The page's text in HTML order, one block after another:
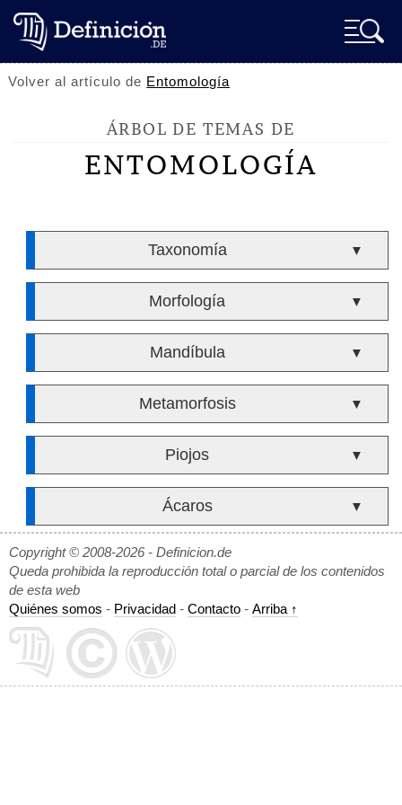
Volver al artículo de Entomología
ÁRBOL DE TEMAS DE
ENTOMOLOGÍA
Taxonomía ▼
Morfología ▼
Mandíbula ▼
Metamorfosis ▼
Piojos ▼
Ácaros ▼
Copyright © 2008-2026 - Definicion.de
Queda prohibida la reproducción total o parcial de los contenidos
de esta web
Quiénes somos - Privacidad - Contacto - Arriba ↑